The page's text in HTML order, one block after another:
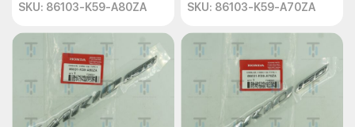
SKU: 86103-K59-A80ZA
SKU: 86103-K59-A70ZA